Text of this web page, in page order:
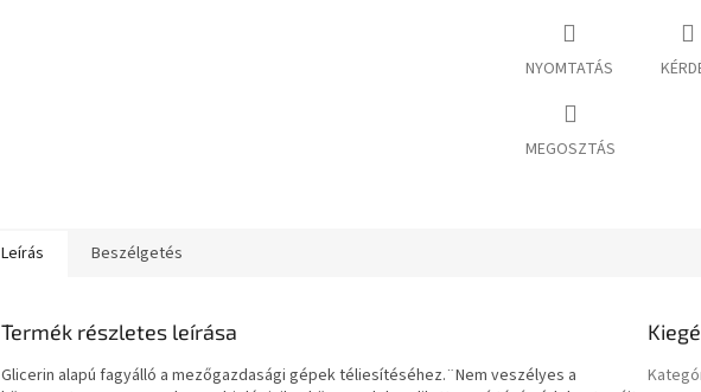
NYOMTATÁS
MEGOSZTÁS
Leírás Beszélgetés
Termék részletes leírása
Glicerin alapú fagyálló a mezőgazdasági gépek téliesítéséhez.¨Nem veszélyes a